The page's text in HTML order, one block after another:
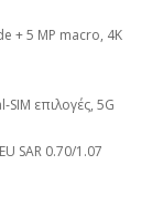
+ 5 MP macro, 4K
επιλογές, 5G
SAR 0.70/1.07